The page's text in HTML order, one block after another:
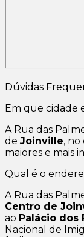
Dúvidas
Em que cidade
A Rua das
de Joinville, no
maiores e mais
Qual é o
A Rua das
Centro de
ao Palácio dos
Nacional de